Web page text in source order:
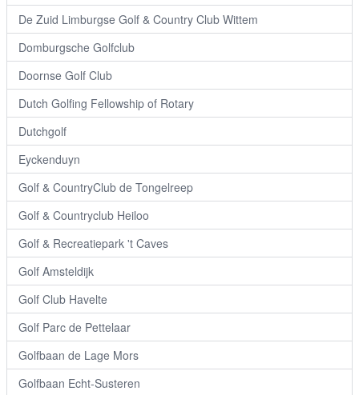
De Zuid Limburgse Golf & Country Club Wittem
Domburgsche Golfclub
Doornse Golf Club
Dutch Golfing Fellowship of Rotary
Dutchgolf
Eyckenduyn
Golf & CountryClub de Tongelreep
Golf & Countryclub Heiloo
Golf & Recreatiepark 't Caves
Golf Amsteldijk
Golf Club Havelte
Golf Parc de Pettelaar
Golfbaan de Lage Mors
Golfbaan Echt-Susteren